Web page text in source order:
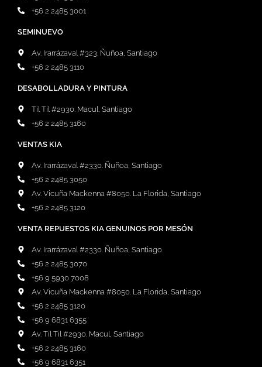
+56 2 2485 3001
SEMINUEVO
Av. Irarrázaval #323. Ñuñoa, Santiago
+56 2 2485 3110
DESABOLLADURA Y PINTURA
Til Til #2930. Macul, Santiago
+56 2 2485 3160
VENTAS KIA
Av. Irarrázaval #2330. Ñuñoa, Santiago
+56 2 2485 3050
Av. Vicuña Mackenna #8050. La Florida, Santiago
+56 2 2485 3120
VENTA REPUESTOS KIA GENUINOS POR MESÓN
Av. Irarrázaval #2330. Ñuñoa, Santiago
+56 2 2485 3070
+56 9 5930 7008
Av. Vicuña Mackenna #8050. La Florida, Santiago
+56 2 2485 3120
+56 9 6831 6355
Av. Til Til #2930. Macul, Santiago
+56 2 2485 3160
+56 9 6831 6351